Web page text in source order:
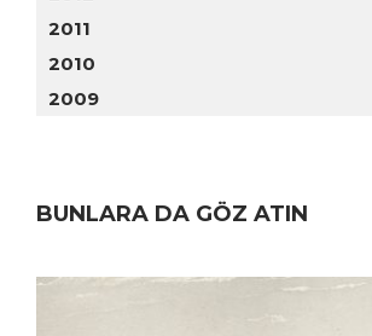
2011
2010
2009
BUNLARA DA GÖZ ATIN